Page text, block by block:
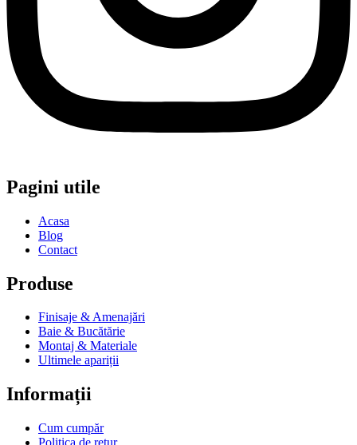
Pagini utile
Acasa
Blog
Contact
Produse
Finisaje & Amenajări
Baie & Bucătărie
Montaj & Materiale
Ultimele apariții
Informații
Cum cumpăr